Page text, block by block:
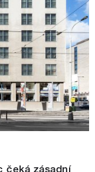
čeká zásadní